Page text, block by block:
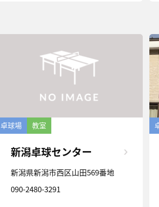
卓球場 教室
新潟卓球センター
新潟県新潟市西区山田569番地
090-2480-3291